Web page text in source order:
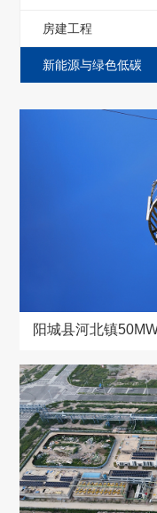
房建工程
新能源与绿色低碳
阳城县河北镇
阳城县河北镇